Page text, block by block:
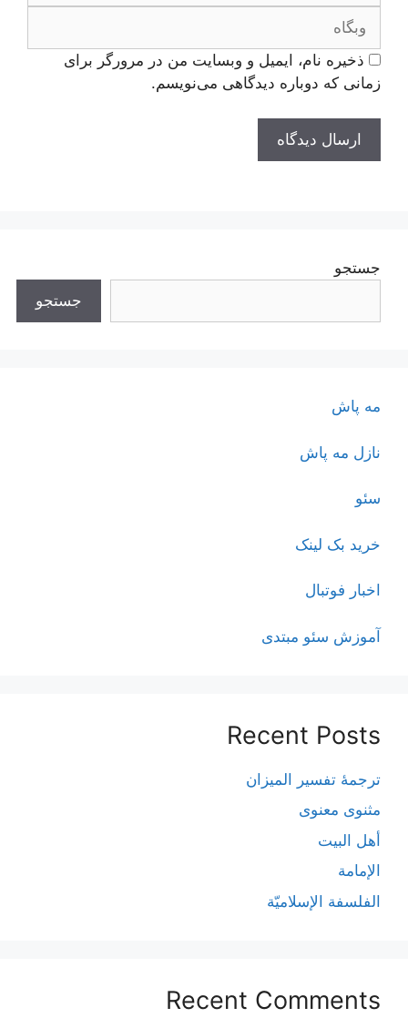
وبگاه
ذخیره نام، ایمیل و وبسایت من در مرورگر برای
زمانی که دوباره دیدگاهی می‌نویسم.
جستجو
جستجو
مه پاش
نازل مه پاش
سئو
خرید بک لینک
اخبار فوتبال
آموزش سئو مبتدی
Recent Posts
ترجمۀ تفسیر المیزان
مثنوی معنوی
أهل البيت
الإمامة
الفلسفة الإسلاميّة
Recent Comments